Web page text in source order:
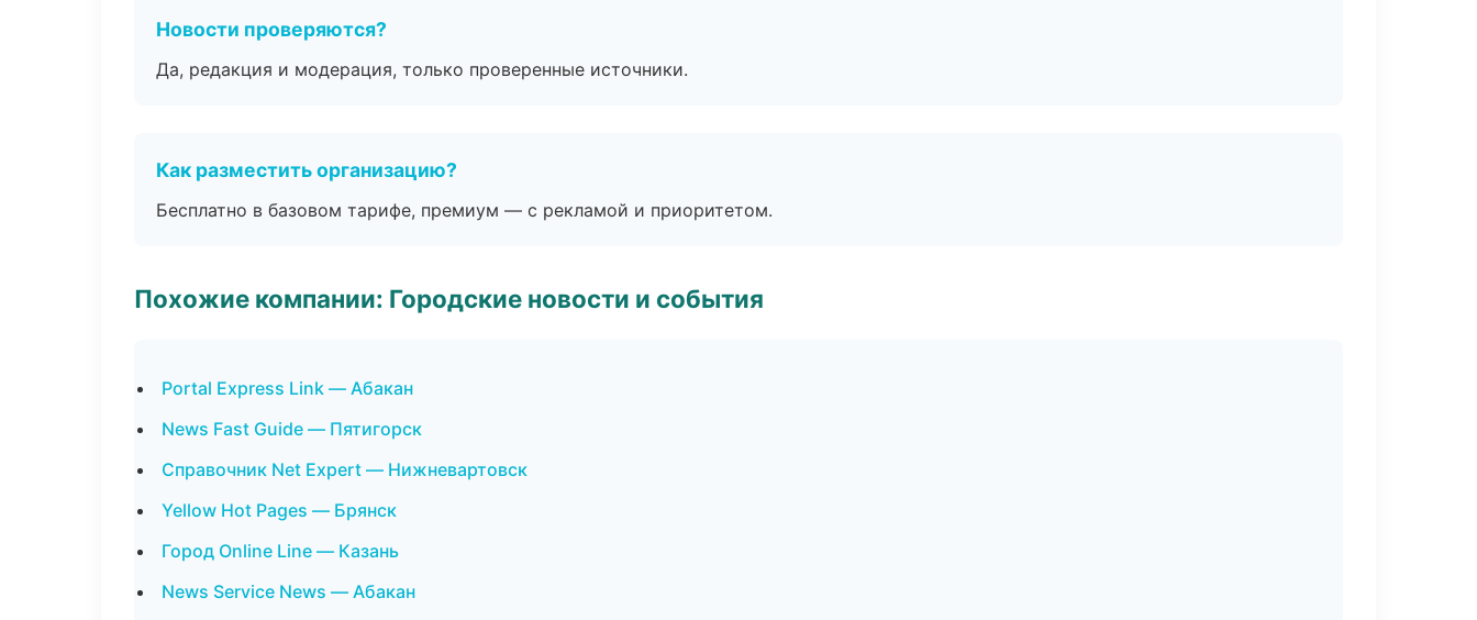
Новости проверяются?
Да, редакция и модерация, только проверенные источники.
Как разместить организацию?
Бесплатно в базовом тарифе, премиум — с рекламой и приоритетом.
Похожие компании: Городские новости и события
Portal Express Link — Абакан
News Fast Guide — Пятигорск
Справочник Net Expert — Нижневартовск
Yellow Hot Pages — Брянск
Город Online Line — Казань
News Service News — Абакан